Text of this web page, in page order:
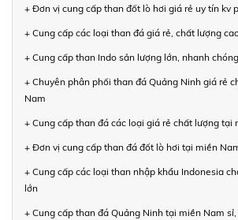
+ Đơn vị cung cấp than đốt lò hơi giá rẻ uy tín kv
+ Cung cấp các loại than đá giá rẻ, chất lượng
+ Cung cấp than Indo sản lượng lớn, nhanh
+ Chuyên phân phối than đá Quảng Ninh giá rẻ
Nam
+ Cung cấp than đá các loại giá rẻ chất lượng tại
+ Đơn vị cung cấp than đá đốt lò hơi tại miền
+ Cung cấp các loại than nhập khẩu Indonesia
lớn
+ Cung cấp than đá Quảng Ninh tại miền Nam